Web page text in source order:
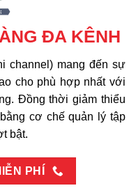
ĐA KÊNH
channel) mang đến sự
cho phù hợp nhất với
Đồng thời giảm thiểu
cơ chế quản lý tập
bật.
PHÍ